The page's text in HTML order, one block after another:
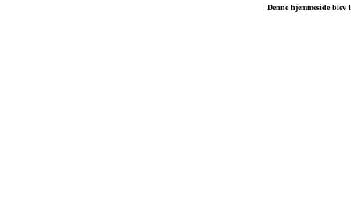
Denne hjemmeside blev